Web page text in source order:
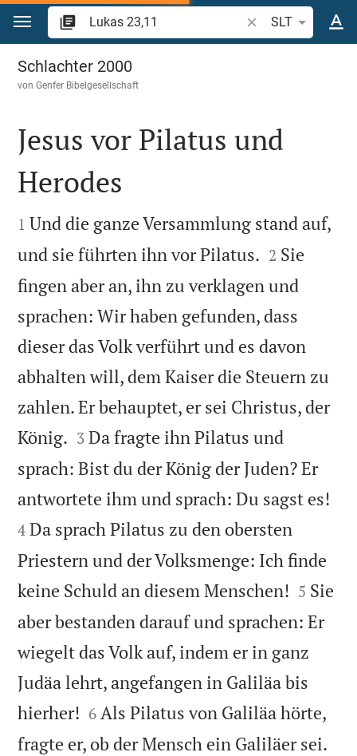
Zum Inhalt springen
Bibelstelle oder
SLT
Lukas 23
Schlachter 2000
vonGenfer Bibelgesellschaft

Jesus vor Pilatus und
Herodes

1 Und die ganze Versammlung stand auf,
und sie führten ihn vor Pilatus. 

2 Sie
fingen aber an, ihn zu verklagen und
sprachen: Wir haben gefunden, dass
dieser das Volk verführt und es davon
abhalten will, dem Kaiser die Steuern zu
zahlen. Er behauptet, er sei Christus, der
König. 

3 Da fragte ihn Pilatus und
sprach: Bist du der König der Juden? Er
antwortete ihm und sprach: Du sagst es!
4 Da sprach Pilatus zu den obersten
Priestern und der Volksmenge: Ich finde
keine Schuld an diesem Menschen! 

5 Sie
aber bestanden darauf und sprachen: Er
wiegelt das Volk auf, indem er in ganz
Judäa lehrt, angefangen in Galiläa bis
hierher! 

6 Als Pilatus von Galiläa hörte,
fragte er, ob der Mensch ein Galiläer sei.